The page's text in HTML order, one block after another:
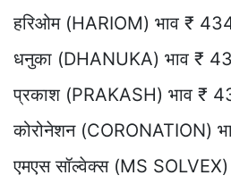
हरिओम (HARIOM) भाव ₹
धनुका (DHANUKA) भाव ₹
प्रकाश (PRAKASH) भाव ₹
कोरोनेशन (CORONATION)
एमएस सॉल्वेक्स (MS